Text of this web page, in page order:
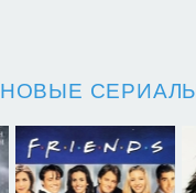
НОВЫЕ